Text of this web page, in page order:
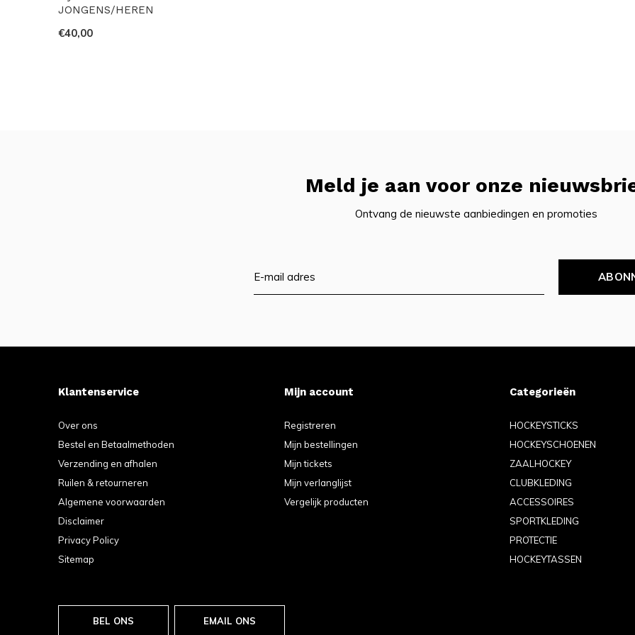
JONGENS/HEREN
€40,00
Meld je aan voor onze
Ontvang de nieuwste aanbiedingen en promoties
Klantenservice
Over ons
Bestel en Betaalmethoden
Verzending en afhalen
Ruilen & retourneren
Algemene voorwaarden
Disclaimer
Privacy Policy
Sitemap
Mijn account
Registreren
Mijn bestellingen
Mijn tickets
Mijn verlanglijst
Vergelijk producten
Categorieën
HOCKEYSTICKS
HOCKEYSCHOENEN
ZAALHOCKEY
CLUBKLEDING
ACCESSOIRES
SPORTKLEDING
PROTECTIE
HOCKEYTASSEN
BEL ONS EMAIL ONS